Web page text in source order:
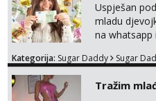
Uspješan
mladu
na whatsapp
Kategorija: Sugar Daddy Sugar
Tražim